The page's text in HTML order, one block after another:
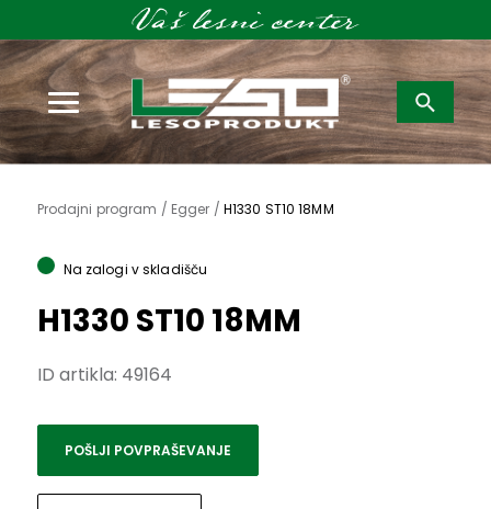
Išči:
Prodajni program / Egger / H1330 ST10 18MM
Na zalogi v skladišču
H1330 ST10 18MM
ID artikla: 49164
POŠLJI POVPRAŠEVANJE